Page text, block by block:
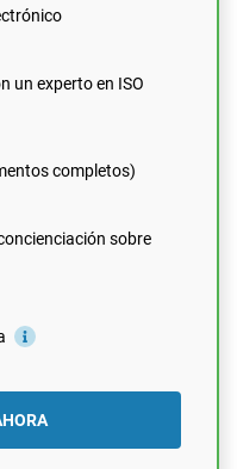
un experto en ISO
completos)
sobre